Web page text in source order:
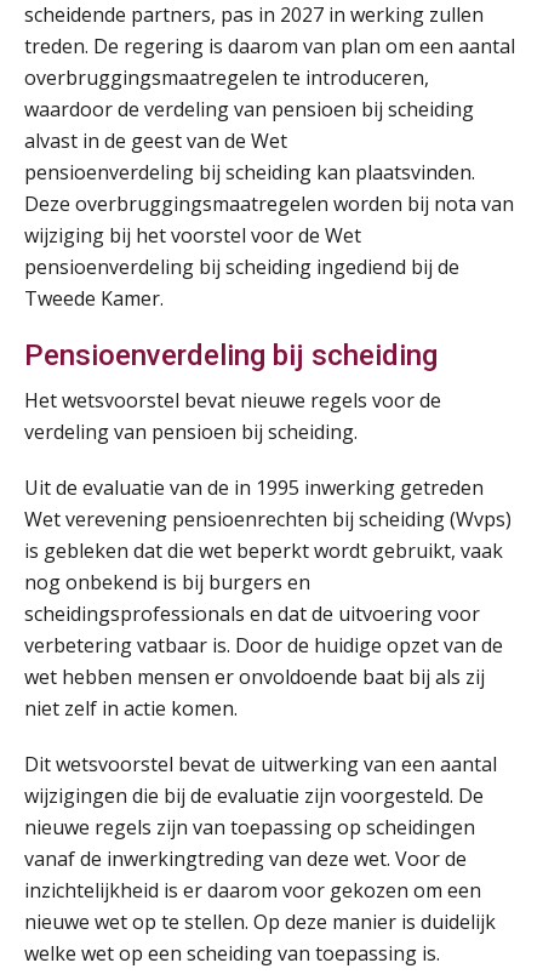
scheidende partners, pas in 2027 in werking zullen
treden. De regering is daarom van plan om een aantal
overbruggingsmaatregelen te introduceren,
waardoor de verdeling van pensioen bij scheiding
alvast in de geest van de Wet
pensioenverdeling bij scheiding kan plaatsvinden.
Deze overbruggingsmaatregelen worden bij nota van
wijziging bij het voorstel voor de Wet
pensioenverdeling bij scheiding ingediend bij de
Tweede Kamer.
Pensioenverdeling bij scheiding
Het wetsvoorstel bevat nieuwe regels voor de
verdeling van pensioen bij scheiding.
Uit de evaluatie van de in 1995 inwerking getreden
Wet verevening pensioenrechten bij scheiding (Wvps)
is gebleken dat die wet beperkt wordt gebruikt, vaak
nog onbekend is bij burgers en
scheidingsprofessionals en dat de uitvoering voor
verbetering vatbaar is. Door de huidige opzet van de
wet hebben mensen er onvoldoende baat bij als zij
niet zelf in actie komen.
Dit wetsvoorstel bevat de uitwerking van een aantal
wijzigingen die bij de evaluatie zijn voorgesteld. De
nieuwe regels zijn van toepassing op scheidingen
vanaf de inwerkingtreding van deze wet. Voor de
inzichtelijkheid is er daarom voor gekozen om een
nieuwe wet op te stellen. Op deze manier is duidelijk
welke wet op een scheiding van toepassing is.
De mensen achter de loonstrook: in
gesprek met Susan Hendriks
Je helpt klanten met hun
administratie — maar hoe zit het met
die van jouzelf?
08
SEP
Tweedaagse online Excel training voor de salarisadministrateur (verdieping, specialisatie en AI)
MOCuitgevers
09
SEP
MOCuitgevers
16
SEP
Online cursus Disfunctionerende werknemer: wat nu?
MOCuitgevers
SEP
MOCuitgevers
17
SEP
MOCuitgevers
17
SEP
Praktijkdiploma loonadministratie (PDL)
SD Worx
17
SEP
Cursus Samen sterk: efficiënte samenwerking tussen HR en salarisadministratie
MOCuitgevers
21
24
SEP
Online cursus Zzp’er, de Wet DBA en schijnzelfstandigheid
MOCuitgevers
SEP
Online Excel training voor de salarisadministrateur (basis)
MOCuitgevers